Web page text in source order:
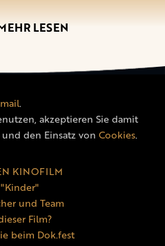
LESEN
.
akzeptieren Sie damit
und den Einsatz von Cookies.
KINOFILM
und Team
Film?
beim Dok.fest